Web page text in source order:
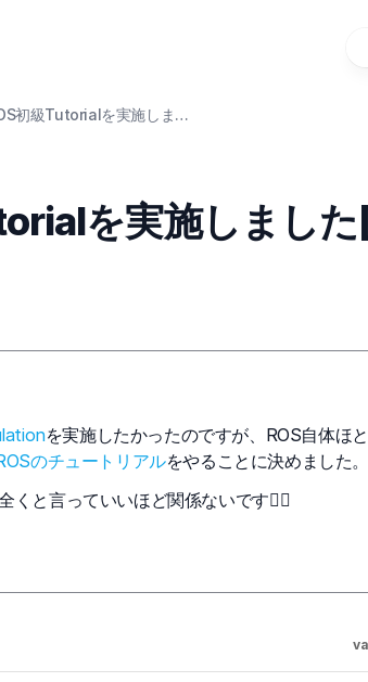
ROS初級Tutorialを実施しました[Vol.1]
を実施しまし
を実施したかったのですが、ROS自体ほ
のチュートリアルをやることに決めました。
と言っていいほど関係ないです🙇‍♂️